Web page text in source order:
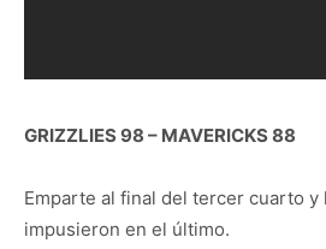
GRIZZLIES 98 – MAVERICKS 88
Emparte al final del tercer cuarto y
impusieron en el último.